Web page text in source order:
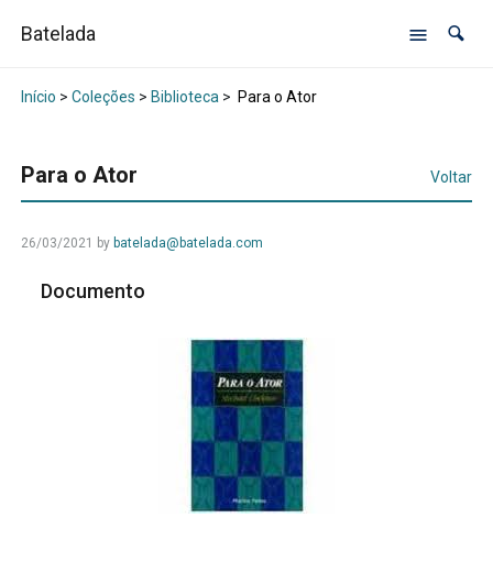
Batelada
Início > Coleções > Biblioteca> Para o Ator
Para o Ator Voltar
26/03/2021 by batelada@batelada.com
Documento